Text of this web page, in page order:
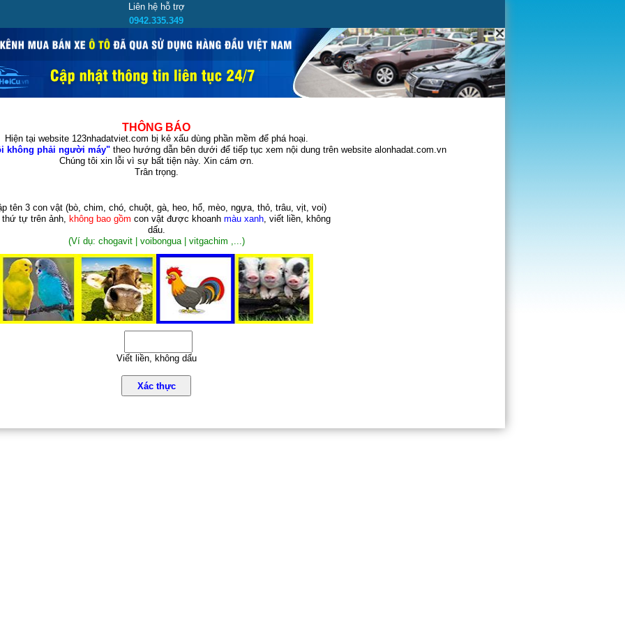
Liên hệ hỗ trợ
0942.335.349
THÔNG BÁO
Hiện tại website 123nhadatviet.com bị kẻ xấu dùng phần mềm để phá hoại.
không phải người máy"theo hướng dẫn bên dưới để tiếp tục xem nội dung trên website alonhadat.com.vn
Chúng tôi xin lỗi vì sự bất tiện này. Xin cám ơn.
Trân trọng.
tên 3 con vật (bò, chim, chó, chuột, gà, heo, hổ, mèo, ngựa, thỏ, trâu, vịt, voi)
thứ tự trên ảnh, không bao gồm con vật được khoanh màu xanh, viết liền, không
dấu.
(Ví dụ: chogavit | voibongua | vitgachim ,...)
Viết liền, không dấu
Xác thực